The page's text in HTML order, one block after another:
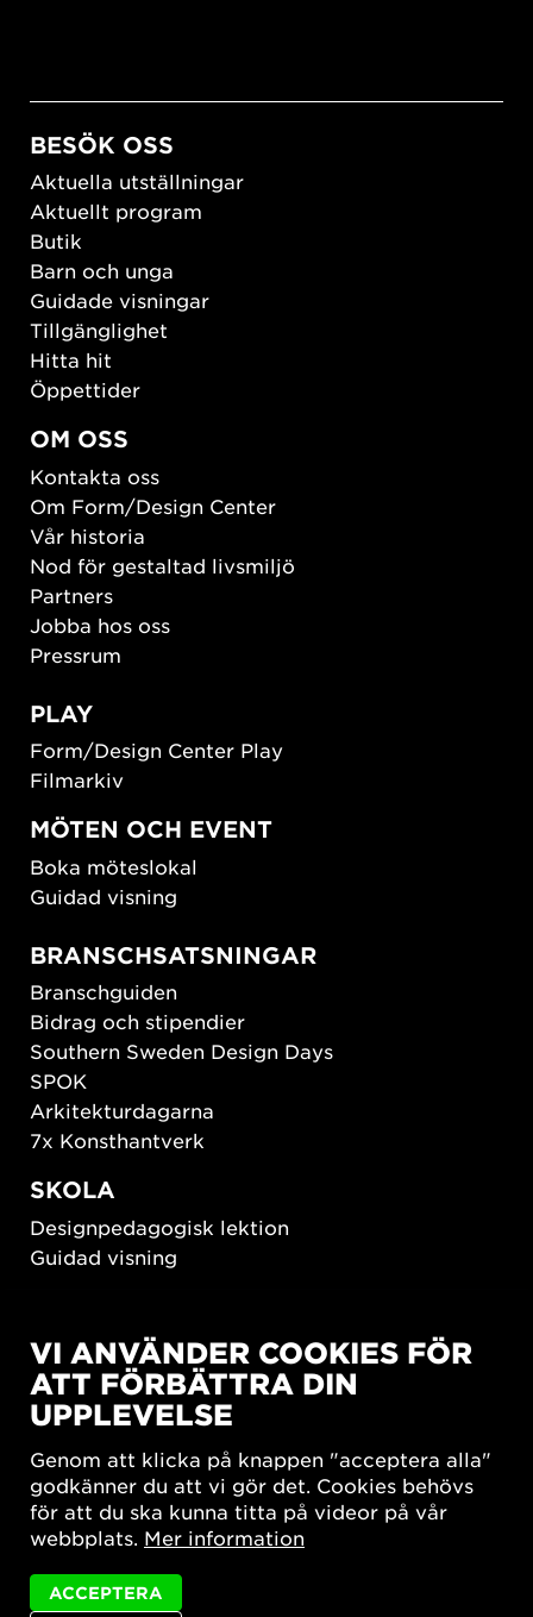
BESÖK OSS
Aktuella utställningar
Aktuellt program
Butik
Barn och unga
Guidade visningar
Tillgänglighet
Hitta hit
Öppettider
OM OSS
Kontakta oss
Om Form/Design Center
Vår historia
Nod för gestaltad livsmiljö
Partners
Jobba hos oss
Pressrum
PLAY
Form/Design Center Play
Filmarkiv
MÖTEN OCH EVENT
Boka möteslokal
Guidad visning
BRANSCHSATSNINGAR
Branschguiden
Bidrag och stipendier
Southern Sweden Design Days
SPOK
Arkitekturdagarna
7x Konsthantverk
SKOLA
Designpedagogisk lektion
Guidad visning
New European Bauhaus
SUSTAINORDIC
Share Future Living
What Matter_s
VI ANVÄNDER COOKIES FÖR
ATT FÖRBÄTTRA DIN
UPPLEVELSE
Genom att klicka på knappen "acceptera alla"
godkänner du att vi gör det. Cookies behövs
för att du ska kunna titta på videor på vår
webbplats. Mer information
ACCEPTERA